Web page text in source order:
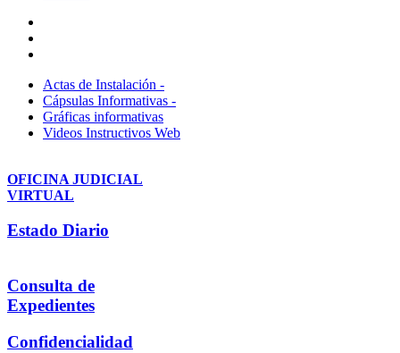
Actas de Instalación -
Cápsulas Informativas -
Gráficas informativas
Videos Instructivos Web
OFICINA JUDICIAL
VIRTUAL
Estado Diario
Consulta de
Expedientes
Confidencialidad